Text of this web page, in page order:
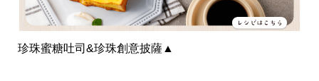
珍珠蜜糖吐司&珍珠創意披薩 ▲